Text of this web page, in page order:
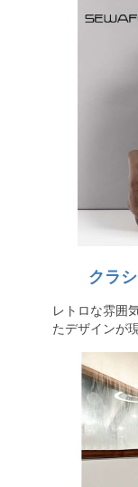
クラ
レトロな雰囲
たデザインが